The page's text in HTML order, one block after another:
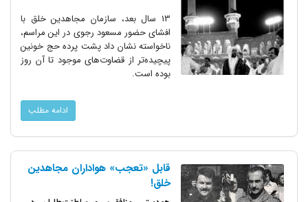
13 سال بعد، سازمان مجاهدین خلق با
افشای حضور مسعود رجوی در این مراسم،
ناخواسته نشان داد پشت پرده حج خونین
پیچیده‌تر از قضاوت‌های موجود تا آن روز
بوده است.
ادامه مطلب
قابل «تعجب» هواداران مجاهدین
خلق!